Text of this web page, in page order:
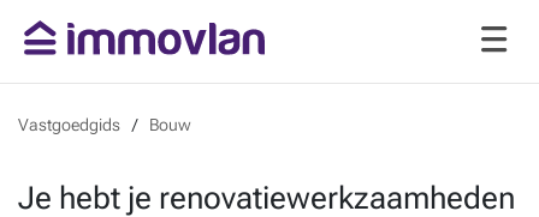
Vastgoedgids Bouw
Je hebt je renovatiewerkzaamheden